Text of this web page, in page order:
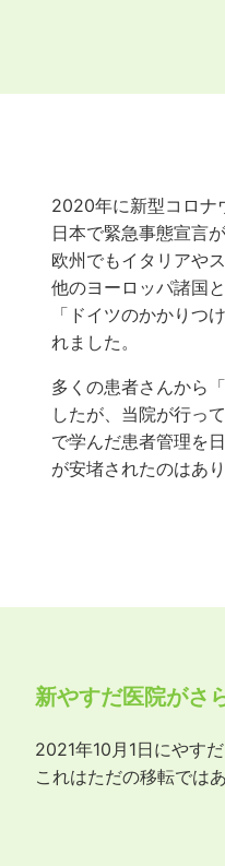
2020年に新型コロナ
日本で緊急事態宣言
欧州でもイタリアや
他のヨーロッパ諸国
「ドイツのかかりつ
れました。
多くの患者さんから
したが、当院が行っ
で学んだ患者管理を
が安堵されたのはあ
新やすだ医院がさ
2021年10月1日にやす
これはただの移転では